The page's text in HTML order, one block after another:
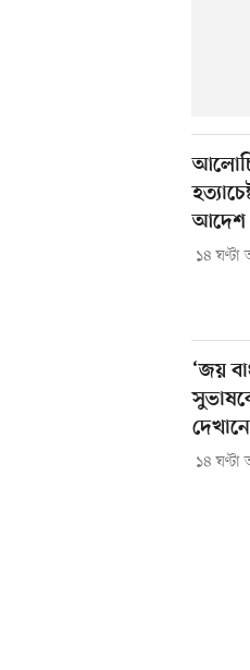
আদেশ
১৪
‘জয়
১৪